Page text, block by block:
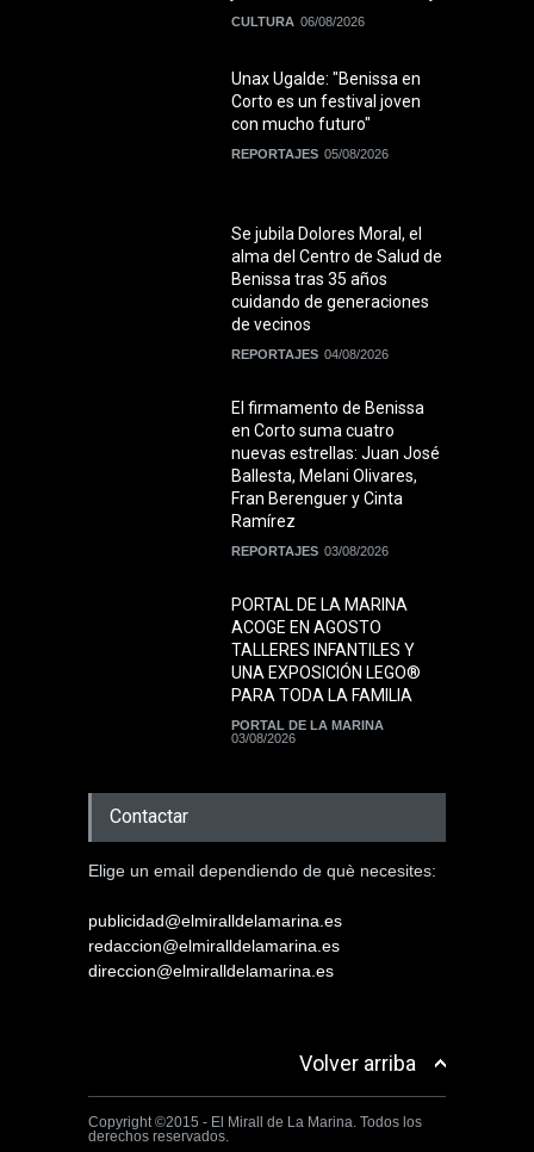
CULTURA 06/08/2026
Unax Ugalde: "Benissa en
Corto es un festival joven
con mucho futuro"
REPORTAJES 05/08/2026
Se jubila Dolores Moral, el
alma del Centro de Salud de
Benissa tras 35 años
cuidando de generaciones
de vecinos
REPORTAJES 04/08/2026
El firmamento de Benissa
en Corto suma cuatro
nuevas estrellas: Juan José
Ballesta, Melani Olivares,
Fran Berenguer y Cinta
Ramírez
REPORTAJES 03/08/2026
PORTAL DE LA MARINA
ACOGE EN AGOSTO
TALLERES INFANTILES Y
UNA EXPOSICIÓN LEGO®
PARA TODA LA FAMILIA
PORTAL DE LA MARINA
03/08/2026
Contactar
Elige un email dependiendo de què necesites:
publicidad@elmiralldelamarina.es
redaccion@elmiralldelamarina.es
direccion@elmiralldelamarina.es
Volver arriba
Copyright ©2015 - El Mirall de La Marina. Todos los
derechos reservados.